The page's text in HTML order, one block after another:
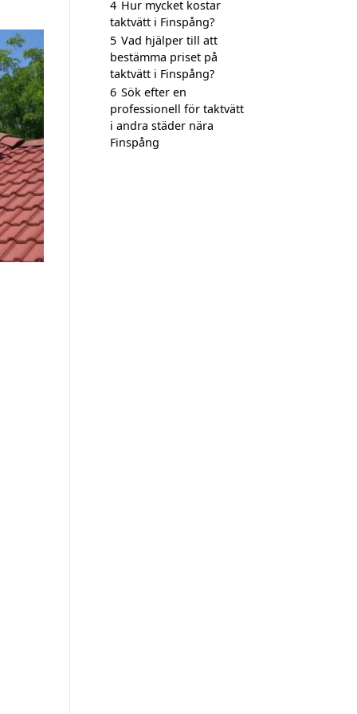
4 Hur mycket kostar
taktvätt i Finspång?
5 Vad hjälper till att
bestämma priset på
taktvätt i Finspång?
6 Sök efter en
professionell för taktvätt
i andra städer nära
Finspång